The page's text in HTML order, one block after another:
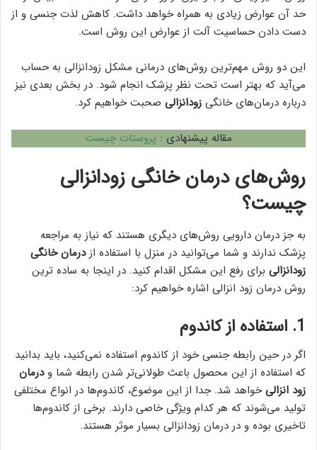
حد آن عوارض زیادی به همراه خواهد داشت. کاهش لذت جنسی و از
دست دادن حساسیت آلت از عوارض این روش است.
این دو روش مهم‌ترین روش‌های درمانی مشکل زودانزالی به حساب
می‌آید که بهتر است تحت نظر پزشک انجام شود. در بخش بعدی نیز
درباره درمان‌های خانگی زودانزالی صحبت خواهیم کرد.
مقاله پیشنهادی : پروستات چیست
روش‌های درمان خانگی زودانزالی
چیست؟
به جز درمان دارویی روش‌های دیگری هستند که نیاز به مراجعه
پزشک ندارند و شما می‌توانید در منزل با استفاده ازدرمان‌ خانگی
زودانزالی برای رفع این مشکل اقدام کنید. در اینجا به ساده ترین
روش درمان زود انزالی اشاره خواهیم کرد:
1. استفاده از کاندوم
اگر در حین رابطه جنسی خود از کاندوم استفاده نمی‌کنید، باید بدانید
که استفاده از این محصول باعث طولانی‌تر شدن رابطه شما ودرمان
زود انزالیخواهد شد. جدا از این موضوع، کاندوم‌ها در انواع مختلفی
تولید می‌شوند که هر کدام ویژگی خاصی دارند. برخی از کاندوم‌ها
تاخیری بوده و در درمان زودانزالی بسیار موثر هستند.